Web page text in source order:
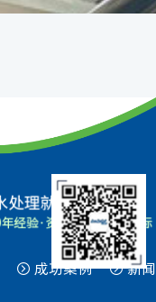
成功案例 新